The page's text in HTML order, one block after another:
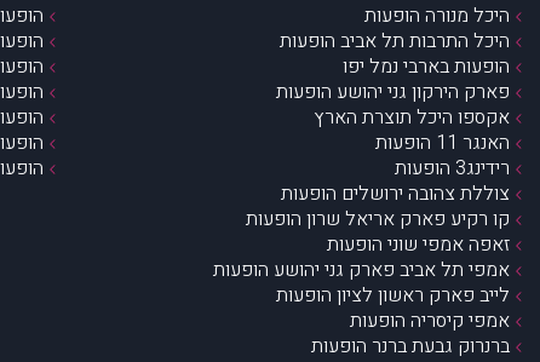
היכל מנורה הופעות
היכל התרבות תל אביב הופעות
הופעות בארבי נמל יפו
פארק הירקון גני יהושע הופעות
אקספו היכל תוצרת הארץ
האנגר 11 הופעות
רידינג3 הופעות
צוללת צהובה ירושלים הופעות
קו רקיע פארק אריאל שרון הופעות
זאפה אמפי שוני הופעות
אמפי תל אביב פארק גני יהושע הופעות
לייב פארק ראשון לציון הופעות
אמפי קיסריה הופעות
ברנרוק גבעת ברנר הופעות